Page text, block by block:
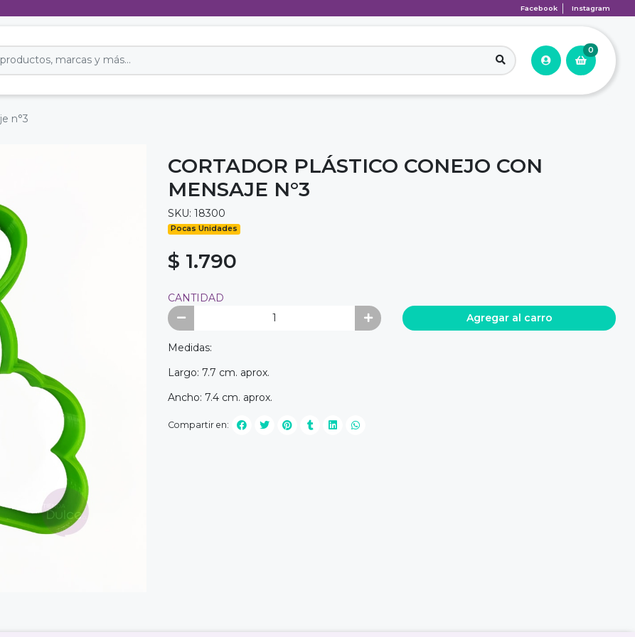
Facebook Instagram
0
n°3
CORTADOR PLÁSTICO CONEJO CON
MENSAJE N°3
SKU: 18300
Pocas Unidades
$ 1.790
CANTIDAD
Agregar al carro
Medidas:
Largo: 7.7 cm. aprox.
Ancho: 7.4 cm. aprox.
Compartir en: